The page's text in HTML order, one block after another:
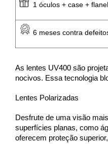
1 óculos + case +
6 meses contra
As lentes UV400 são
nocivos. Essa tecnologia
Lentes Polarizadas
Desfrute de uma visão
superfícies planas, como
oferecem proteção